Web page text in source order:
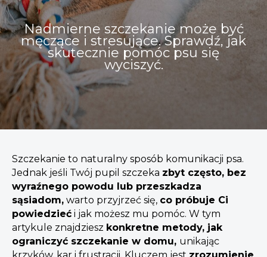
Nadmierne szczekanie może być
męczące i stresujące. Sprawdź, jak
skutecznie pomóc psu się
wyciszyć.
Szczekanie to naturalny sposób komunikacji psa.
Jednak jeśli Twój pupil szczeka zbyt często, bez
wyraźnego powodu lub przeszkadza
sąsiadom, warto przyjrzeć się, co próbuje Ci
powiedzieć i jak możesz mu pomóc. W tym
artykule znajdziesz konkretne metody, jak
ograniczyć szczekanie w domu, unikając